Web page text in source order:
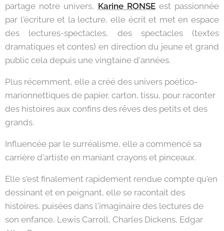
partage notre univers, Karine RONSE est passionnée
par l'écriture et la lecture, elle écrit et met en espace
des lectures-spectacles, des spectacles (textes
dramatiques et contes) en direction du jeune et grand
public cela depuis une vingtaine d'années.
Plus récemment, elle a créé des univers poético-
marionnettiques de papier, carton, tissu, pour raconter
des histoires aux confins des rêves des petits et des
grands.
Influencée par le surréalisme, elle a commencé sa
carrière d'artiste en maniant crayons et pinceaux.
Elle s'est finalement rapidement rendue compte qu'en
dessinant et en peignant, elle se racontait des
histoires, puisées dans l'imaginaire des lectures de
son enfance, Lewis Carroll, Charles Dickens, Edgar